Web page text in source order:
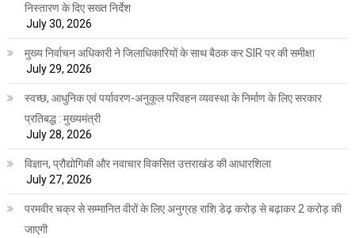
निस्तारण के दिए सख्त निर्देश
July 30, 2026
मुख्य निर्वाचन अधिकारी ने जिलाधिकारियों के साथ बैठक कर SIR पर की समीक्षा
July 29, 2026
स्वच्छ, आधुनिक एवं पर्यावरण-अनुकूल परिवहन व्यवस्था के निर्माण के लिए सरकार
प्रतिबद्ध : मुख्यमंत्री
July 28, 2026
विज्ञान, प्रौद्योगिकी और नवाचार विकसित उत्तराखंड की आधारशिला
July 27, 2026
परमवीर चक्र से सम्मानित वीरों के लिए अनुग्रह राशि डेढ़ करोड़ से बढ़ाकर 2 करोड़ की
जाएगी